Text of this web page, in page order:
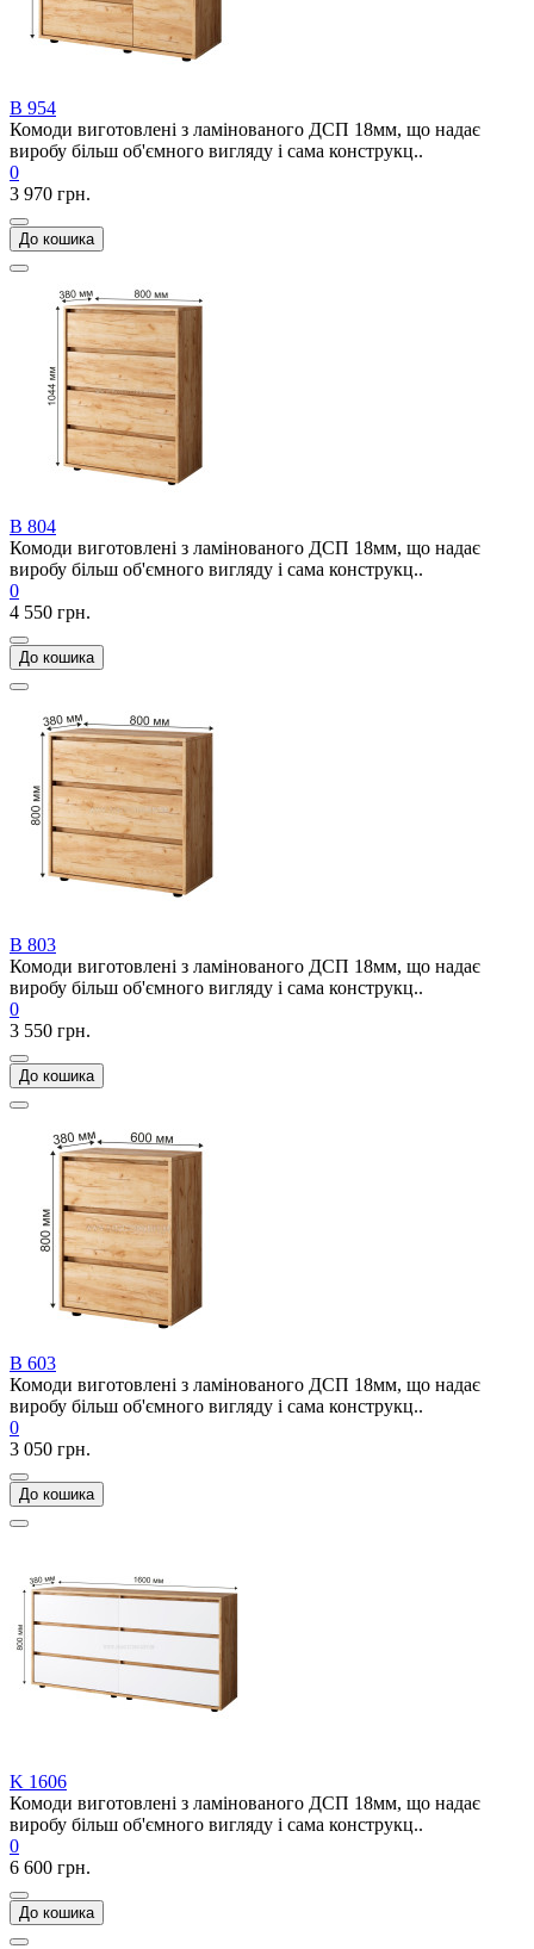
В 954
Комоди виготовлені з ламінованого ДСП 18мм, що надає
виробу більш об'ємного вигляду і сама конструкц..
0
3 970 грн.
До кошика
В 804
Комоди виготовлені з ламінованого ДСП 18мм, що надає
виробу більш об'ємного вигляду і сама конструкц..
0
4 550 грн.
До кошика
В 803
Комоди виготовлені з ламінованого ДСП 18мм, що надає
виробу більш об'ємного вигляду і сама конструкц..
0
3 550 грн.
До кошика
В 603
Комоди виготовлені з ламінованого ДСП 18мм, що надає
виробу більш об'ємного вигляду і сама конструкц..
0
3 050 грн.
До кошика
K 1606
Комоди виготовлені з ламінованого ДСП 18мм, що надає
виробу більш об'ємного вигляду і сама конструкц..
0
6 600 грн.
До кошика